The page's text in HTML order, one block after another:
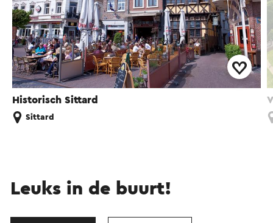
Historisch Sittard
Sittard
Leuks in de buurt!